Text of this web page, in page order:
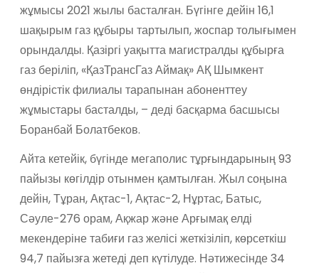
жұмысы 2021 жылы басталған. Бүгінге дейін 16,1
шақырым газ құбыры тартылып, жоспар толығымен
орындалды. Қазіргі уақытта магистралды құбырға
газ беріліп, «ҚазТрансГаз Аймақ» АҚ Шымкент
өндірістік филиалы тарапынан абоненттеу
жұмыстары басталды, – деді басқарма басшысы
Боранбай Болатбеков.
Айта кетейік, бүгінде мегаполис тұрғындарының 93
пайызы көгілдір отынмен қамтылған. Жыл соңына
дейін, Тұран, Ақтас-1, Ақтас-2, Нұртас, Батыс,
Сәуле-276 орам, Ақжар және Арғымақ елді
мекендеріне табиғи газ желісі жеткізіліп, көрсеткіш
94,7 пайызға жетеді деп күтілуде. Нәтижесінде 34